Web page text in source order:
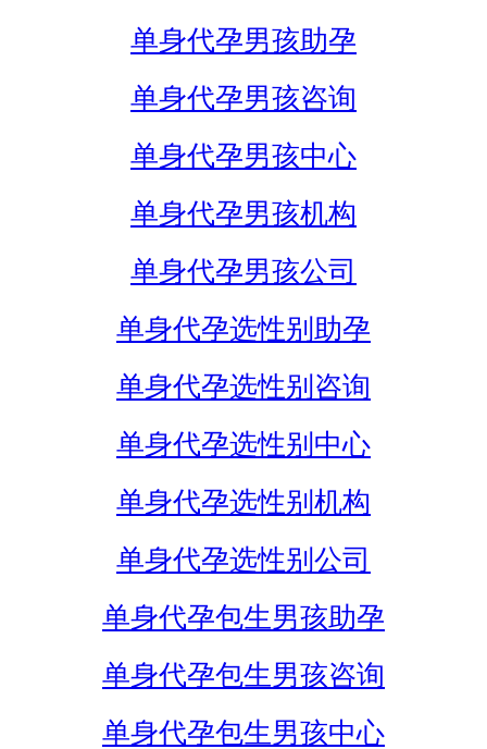
单身代孕男孩助孕
单身代孕男孩咨询
单身代孕男孩中心
单身代孕男孩机构
单身代孕男孩公司
单身代孕选性别助孕
单身代孕选性别咨询
单身代孕选性别中心
单身代孕选性别机构
单身代孕选性别公司
单身代孕包生男孩助孕
单身代孕包生男孩咨询
单身代孕包生男孩中心